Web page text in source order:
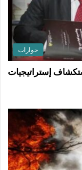
حوارات
إستراتيجيات